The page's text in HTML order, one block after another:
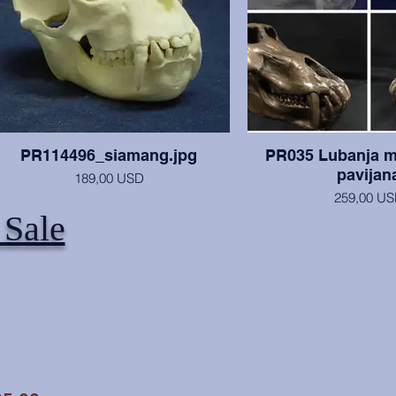
PR114496_siamang.jpg
189,00 USD
izvrsnom stanju.
PR035 Lubanja
259,00